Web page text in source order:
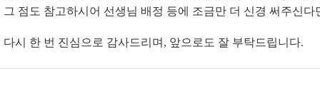
그 점도 참고하시어 선생님 배정 등에 조금만 더 신경 써주신
다시 한 번 진심으로 감사드리며, 앞으로도 잘 부탁드립니다.